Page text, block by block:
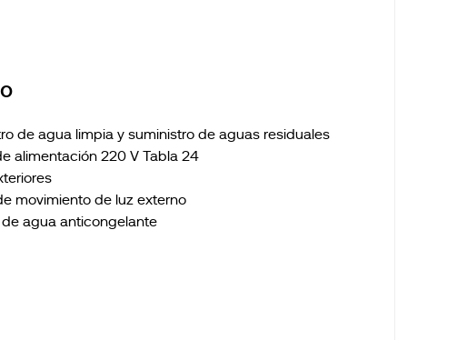
de agua limpia y suministro de aguas residuales
alimentación 220 V Tabla 24
movimiento de luz externo
agua anticongelante